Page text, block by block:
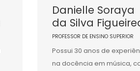
Danielle Soraya
da Silva
PROFESSOR DE ENSINO SUPERIOR
Possui 30 anos de
na docência em música,